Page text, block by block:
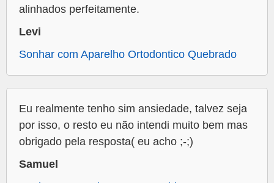
alinhados perfeitamente.
Levi
Sonhar com Aparelho Ortodontico Quebrado
Eu realmente tenho sim ansiedade, talvez seja
por isso, o resto eu não intendi muito bem mas
obrigado pela resposta( eu acho ;-;)
Samuel